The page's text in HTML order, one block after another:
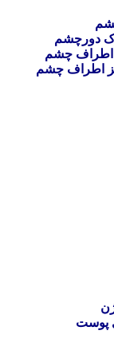
دورچشم
اطراف چشم
پوست